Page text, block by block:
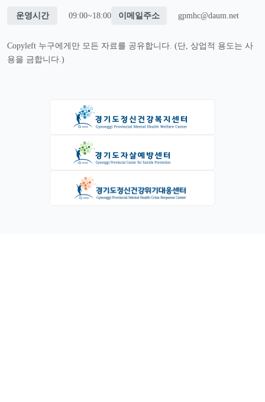
운영시간 09:00~18:00 이메일주소 gpmhc@daum.net
Copyleft 누구에게만 모든 자료를 공유합니다. (단, 상업적 용도는 사
용을 금합니다.)